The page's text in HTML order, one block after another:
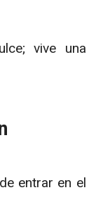
vive una
entrar en el